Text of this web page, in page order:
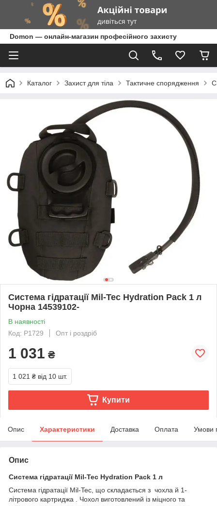
Domon — онлайн-магазин професійного захисту
Каталог Захист для тіла Тактичне спорядження
Система гідратації Mil-Tec Hydration Pack 1 л
Чорна 14539102-
В наявності
Код: P1729
Опт і роздріб
1 031 ₴
1 021 ₴ від 10 шт.
Купити
Опис Характеристики Доставка Оплата Умови
Опис
Система гідратації Mil-Tec Hydration Pack 1 л
Система гідратації Mil-Tec, що складається з чохла й 1-
літрового картриджа . Чохол виготовлений із міцного та